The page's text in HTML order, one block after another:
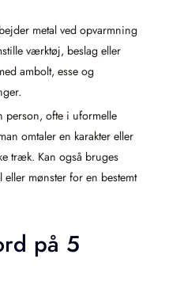
metal ved opvarmning
værktøj, beslag eller
ambolt, esse og
person, ofte i uformelle
omtaler en karakter eller
træk. Kan også bruges
eller mønster for en bestemt
på 5